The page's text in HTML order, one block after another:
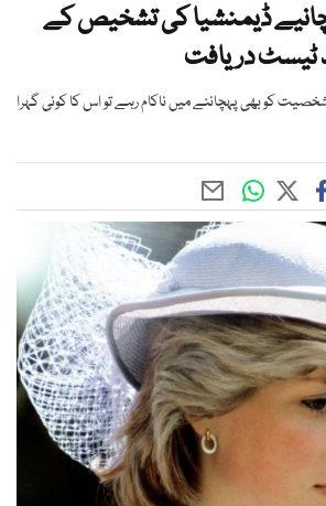
ڈیمنشیا کی تشخیص کے
ٹیسٹ دریافت
کو بھی پہچاننے میں ناکام رہے تو اس کا کوئی گہرا